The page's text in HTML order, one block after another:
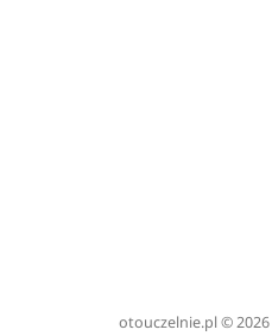
otouczelnie.pl© 2026